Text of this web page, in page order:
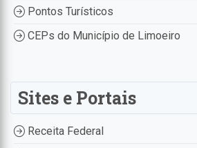
Pontos Turísticos
CEPs do Município de Limoeiro
Sites e Portais
Receita Federal